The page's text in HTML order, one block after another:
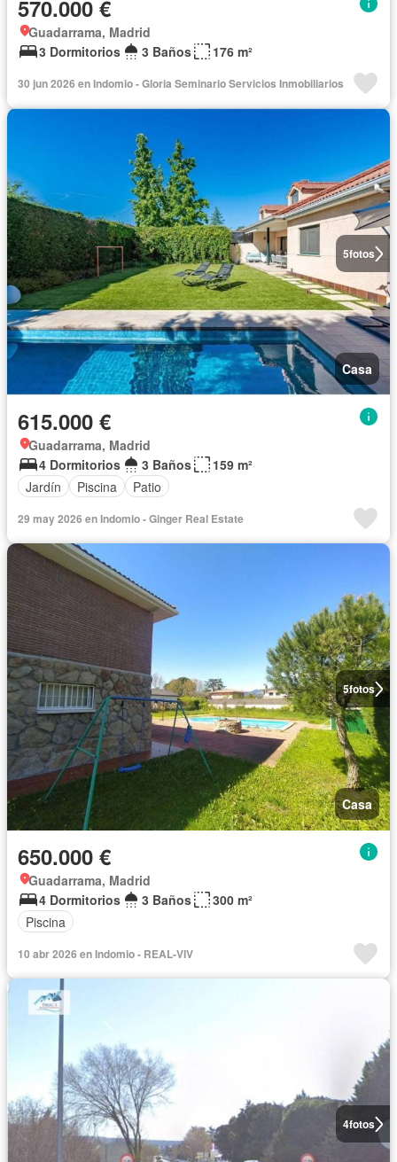
570.000 €
Guadarrama, Madrid
3 Dormitorios
3 Baños 176 m²
30 jun 2026 en Indomio - Gloria Seminario Servicios Inmobiliarios
5fotos
Casa
615.000 €
Guadarrama, Madrid
4 Dormitorios
3 Baños
159 m²
Jardín
Piscina Patio
29 may 2026 en Indomio - Ginger Real Estate
5fotos
Casa
650.000 €
Guadarrama, Madrid
4 Dormitorios
3 Baños
300 m²
Piscina
10 abr 2026 en Indomio - REAL-VIV
4fotos